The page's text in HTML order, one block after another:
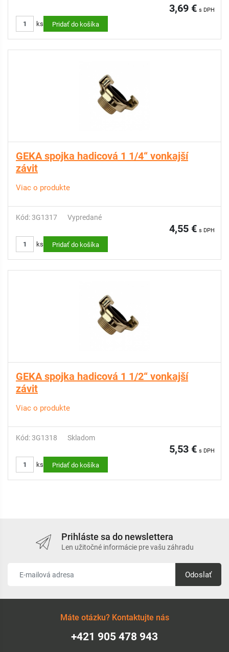
3,69 € s DPH
ks Pridať do košíka
GEKA spojka hadicová 1 1/4“ vonkajší
závit
Viac o produkte
Kód: 3G1317 Vypredané
4,55 € s DPH
ks Pridať do košíka
GEKA spojka hadicová 1 1/2“ vonkajší
závit
Viac o produkte
Kód: 3G1318 Skladom
5,53 € s DPH
ks Pridať do košíka
Prihláste sa do newslettera
Len užitočné informácie pre vašu záhradu
Odoslať
Máte otázku? Kontaktujte nás
+421 905 478 943